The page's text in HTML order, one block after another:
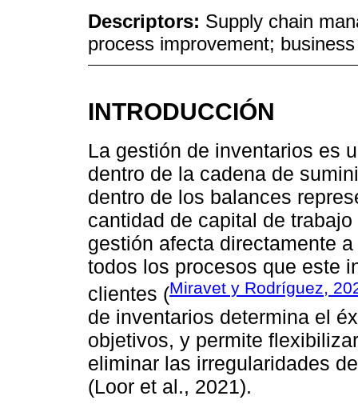
Descriptors: Supply chain
process improvement;
INTRODUCCIÓN
La gestión de inventarios es
dentro de la cadena de
dentro de los balances
cantidad de capital de
gestión afecta directamente
todos los procesos que este
clientes (Miravet y Rodríguez,
de inventarios determina el
objetivos, y permite
eliminar las irregularidades
(Loor et al., 2021).